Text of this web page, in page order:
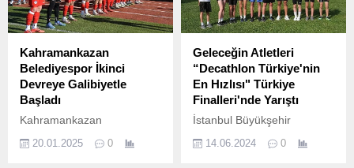
Kahramankazan
Belediyespor İkinci
Devreye Galibiyetle
Başladı
Kahramankazan
Belediyespor, ikinci devrenin
ilk maçında Yenimahalle
20.01.2025 0
Geleceğin Atletleri
“Decathlon Türkiye'nin
En Hızlısı" Türkiye
Finalleri'nde Yarıştı
İstanbul Büyükşehir
Belediyesi Kenan Onuk
Atletizm Pisti’nde
14.06.2024 0